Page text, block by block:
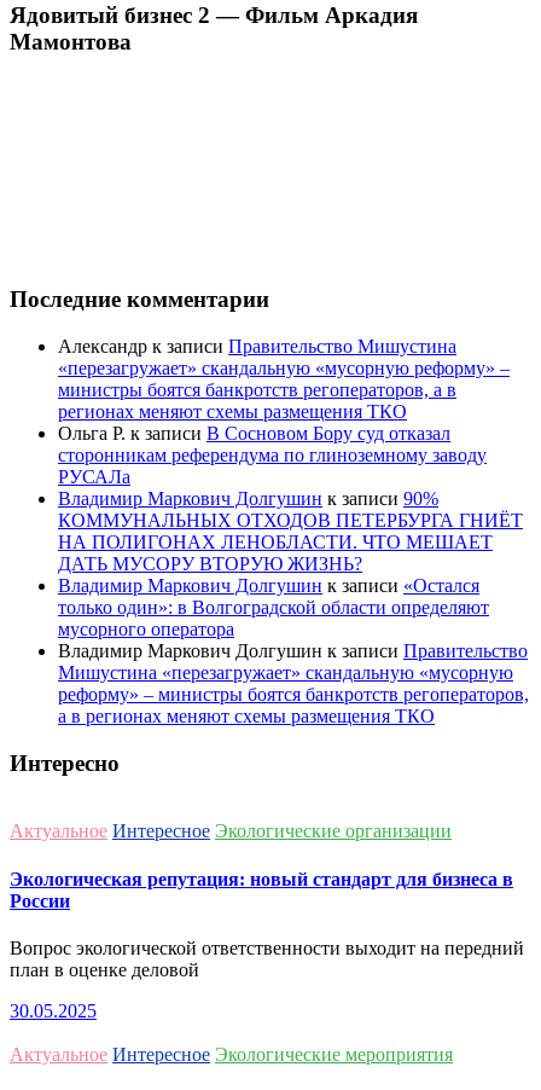
Ядовитый бизнес 2 — Фильм Аркадия
Мамонтова
Последние комментарии
Александр к записи Правительство Мишустина
«перезагружает» скандальную «мусорную реформу» –
министры боятся банкротств регоператоров, а в
регионах меняют схемы размещения ТКО
Ольга Р. к записи В Сосновом Бору суд отказал
сторонникам референдума по глиноземному заводу
РУСАЛа
Владимир Маркович Долгушин к записи 90%
КОММУНАЛЬНЫХ ОТХОДОВ ПЕТЕРБУРГА ГНИЁТ
НА ПОЛИГОНАХ ЛЕНОБЛАСТИ. ЧТО МЕШАЕТ
ДАТЬ МУСОРУ ВТОРУЮ ЖИЗНЬ?
Владимир Маркович Долгушин к записи «Остался
только один»: в Волгоградской области определяют
мусорного оператора
Владимир Маркович Долгушин к записи Правительство
Мишустина «перезагружает» скандальную «мусорную
реформу» – министры боятся банкротств регоператоров,
а в регионах меняют схемы размещения ТКО
Интересно
Актуальное Интересное Экологические организации
Экологическая репутация: новый стандарт для бизнеса в
России
Вопрос экологической ответственности выходит на передний
план в оценке деловой
30.05.2025
Актуальное Интересное Экологические мероприятия